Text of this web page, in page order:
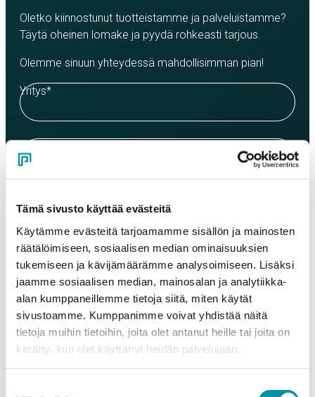
Tämä sivusto käyttää evästeitä
Käytämme evästeitä tarjoamamme sisällön ja mainosten
räätälöimiseen, sosiaalisen median ominaisuuksien
tukemiseen ja kävijämäärämme analysoimiseen. Lisäksi
jaamme sosiaalisen median, mainosalan ja analytiikka-
alan kumppaneillemme tietoja siitä, miten käytät
sivustoamme. Kumppanimme voivat yhdistää näitä
tietoja muihin tietoihin, joita olet antanut heille tai joita on
kerätty, kun olet käyttänyt heidän palvelujaan.
Oletko kiinnostunut tuotteistamme ja palveluistamme?
Täytä oheinen lomake ja pyydä rohkeasti tarjous.
Olemme sinuun yhteydessä mahdollisimman pian!
Yritys*
Puhelinnumero
Tuotteet
Valitse tuote ja syötä tilauksen määrä metreinä. Huomioithan, että
valittu laatu määrittää tilauksen minimipainon.
Tuote*